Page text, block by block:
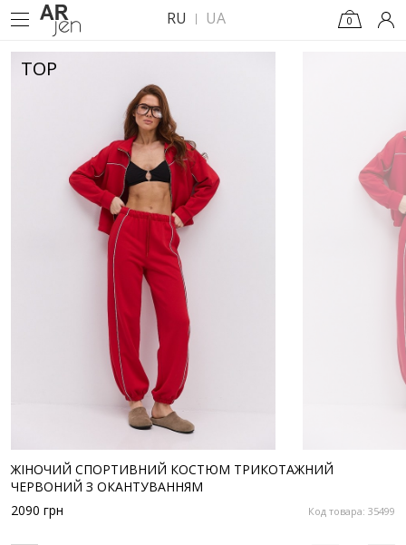
RU UA 0
TOP
ЖІНОЧИЙ СПОРТИВНИЙ КОСТЮМ ТРИКОТАЖНИЙ
ЧЕРВОНИЙ З ОКАНТУВАННЯМ
Код товара: 35499
2090 грн